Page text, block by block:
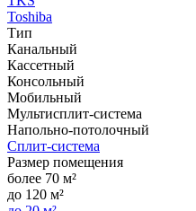
Toshiba
Тип
Канальный
Кассетный
Консольный
Мобильный
Мультисплит-система
Напольно-потолочный
Сплит-система
Размер помещения
более 70 м²
до 120 м²